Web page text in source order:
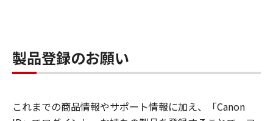
製品登録のお願い
これまでの商品情報やサポート情報に加え、「Canon